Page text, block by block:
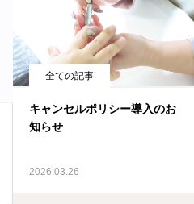
全ての記事
キャンセルポリシー導入のお
知らせ
2026.03.26